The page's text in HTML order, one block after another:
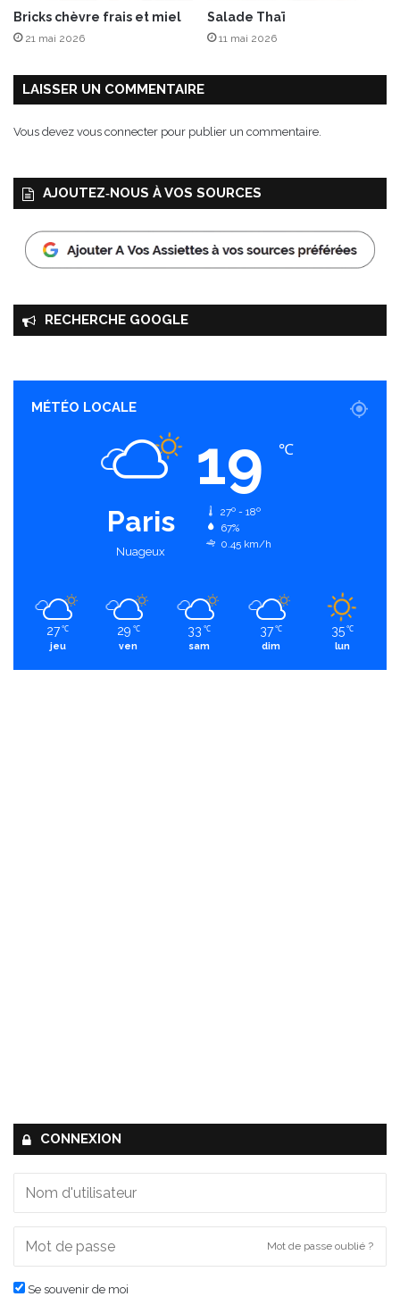
Bricks chèvre frais et miel
21 mai 2026
Salade Thaï
11 mai 2026
LAISSER UN COMMENTAIRE
Vous devez vous connecter pour publier un commentaire.
AJOUTEZ‑NOUS À VOS SOURCES
RECHERCHE GOOGLE
MÉTÉO LOCALE
Paris
Nuageux
19 ℃
27º - 18º
67%
0.45 km/h
27 ℃
jeu
29 ℃
ven
33 ℃
sam
37 ℃
dim
35 ℃
lun
CONNEXION
Mot de passe oublié ?
Se souvenir de moi